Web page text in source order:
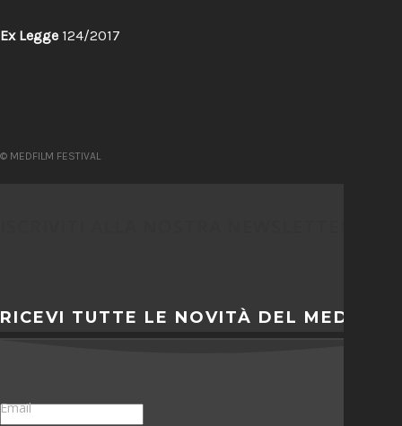
Ex Legge 124/2017
© MEDFILM FESTIVAL
RICEVI TUTTE LE NOVITÀ DEL MEDFILM
Email